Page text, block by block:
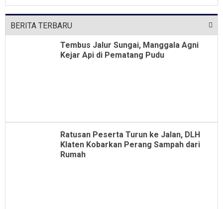
Dari Jabatan Selama Empat Tahun
BERITA TERBARU
Tembus Jalur Sungai, Manggala Agni
Kejar Api di Pematang Pudu
Ratusan Peserta Turun ke Jalan, DLH
Klaten Kobarkan Perang Sampah dari
Rumah